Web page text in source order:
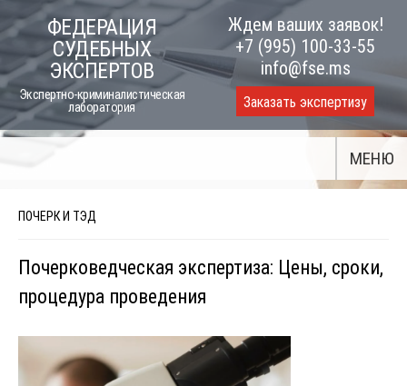
to
content
ФЕДЕРАЦИЯ
СУДЕБНЫХ
ЭКСПЕРТОВ
Экспертно-криминалистическая
лаборатория
Ждем ваших заявок!
+7 (995) 100-33-55
info@fse.ms
Заказать экспертизу
МЕНЮ
ПОЧЕРК И ТЭД
Почерковедческая экспертиза: Цены, сроки,
процедура проведения